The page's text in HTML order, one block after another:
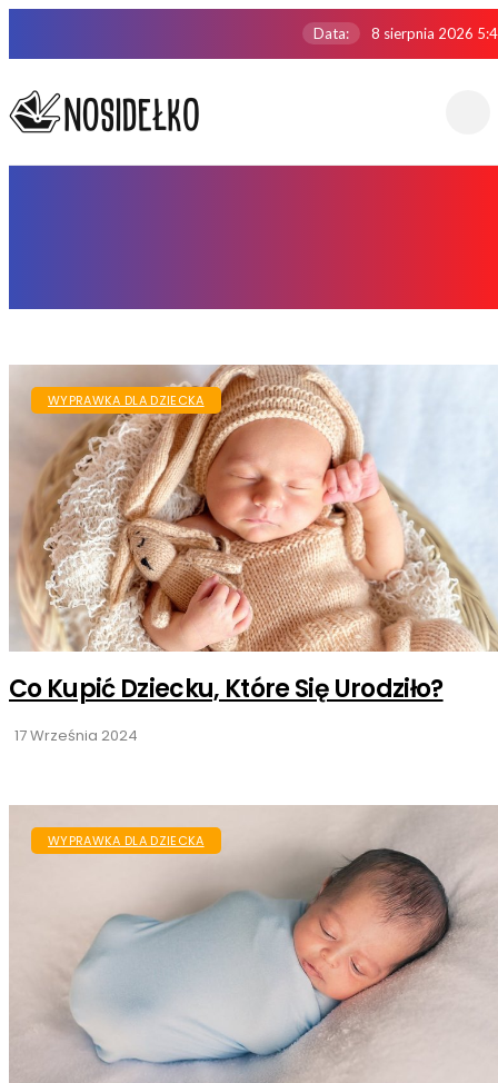
Data: 8 sierpnia 2026
WYPRAWKA DLA DZIECKA
Co Kupić Dziecku, Które Się Urodziło?
17 Września 2024
WYPRAWKA DLA DZIECKA